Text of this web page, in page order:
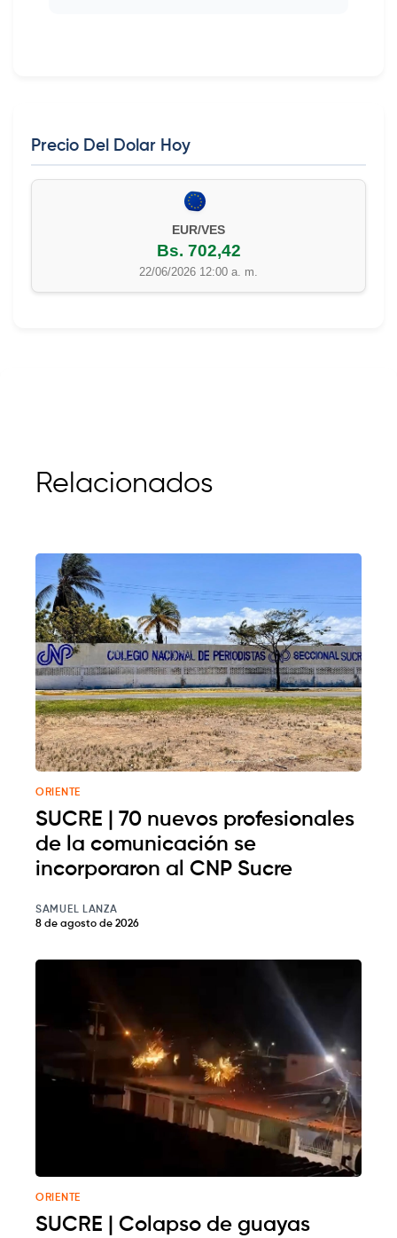
Precio Del Dolar Hoy
EUR/VES
Bs. 702,42
22/06/2026 12:00 a. m.
Relacionados
ORIENTE
SUCRE | 70 nuevos profesionales
de la comunicación se
incorporaron al CNP Sucre
SAMUEL LANZA
8 de agosto de 2026
ORIENTE
SUCRE | Colapso de guayas